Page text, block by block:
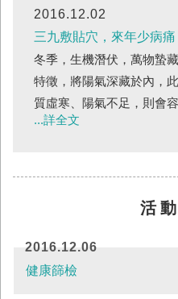
過多的熱量。一般民眾吃
患者身上可能會雪上加霜
做冬季飲食的建議：一般
即為高血壓，除了每天測
避免攝取過多鈉離子，建
要避...
2016.12.02
三九敷貼穴，來年少病痛
冬季，生機潛伏，萬物蟄
特徵，將陽氣深藏於內，
質虛寒、陽氣不足，則會
而病情加重。因此可根據
物敷貼於人體的穴位，利
其對慢性虛寒疾病或是抑
法，在《張氏醫通》中有
...詳全文
活
2016.12.06
健康篩檢